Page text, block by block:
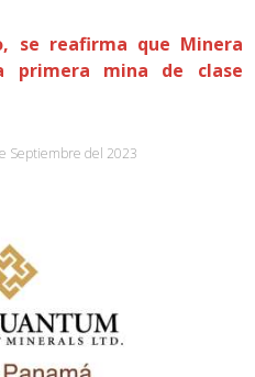
se reafirma que Minera
primera mina de clase
Septiembre del 2023